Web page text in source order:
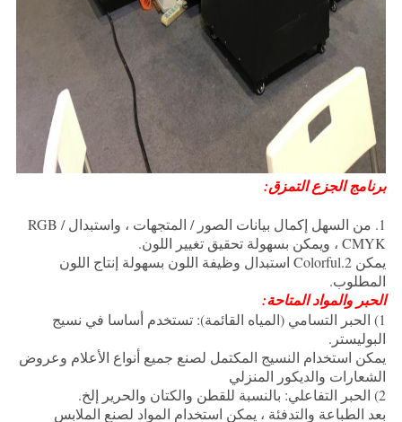
برنامج الجزع التمزق:
1. من السهل إكمال بيانات الصور / المتجهات ، واستبدال RGB /
CMYK ، ويمكن بسهولة تحقيق تغيير اللون.
يمكن 2.Colorful استبدال وظيفة اللون بسهولة إنتاج اللون
المطلوب.
الحبر والمواد المتاحة:
1) الحبر التسامي (المياه القائمة): تستخدم أساسا في نسيج
البوليستر.
يمكن استخدام النسيج المكتمل لصنع جميع أنواع الأعلام وعروض
الشعارات والديكور المنزلي
2) الحبر التفاعلي: بالنسبة للقطن والكتان والحرير إلخ.
بعد الطباعة والتدفئة ، يمكن استخدام المواد لصنع الملابس